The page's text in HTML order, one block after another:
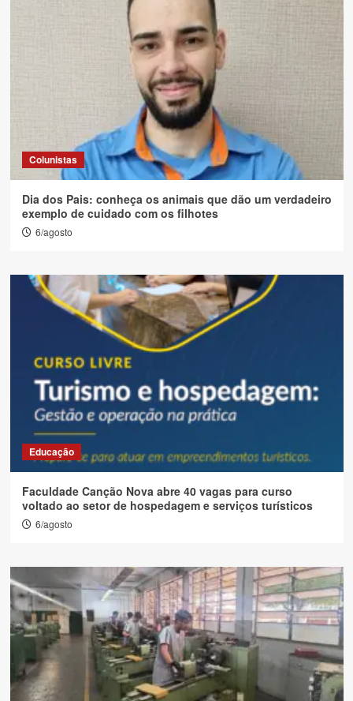
Colunistas
Dia dos Pais: conheça os animais que dão um verdadeiro
exemplo de cuidado com os filhotes
6/agosto
Educação
Faculdade Canção Nova abre 40 vagas para curso
voltado ao setor de hospedagem e serviços turísticos
6/agosto